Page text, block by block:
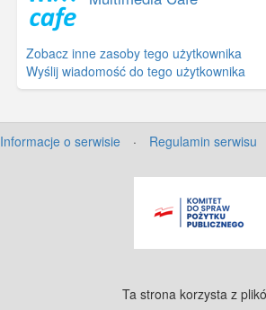
Zobacz inne zasoby tego użytkownika
Wyślij wiadomość do tego użytkownika
Informacje o serwisie · Regulamin serwisu
Ta strona korzysta z